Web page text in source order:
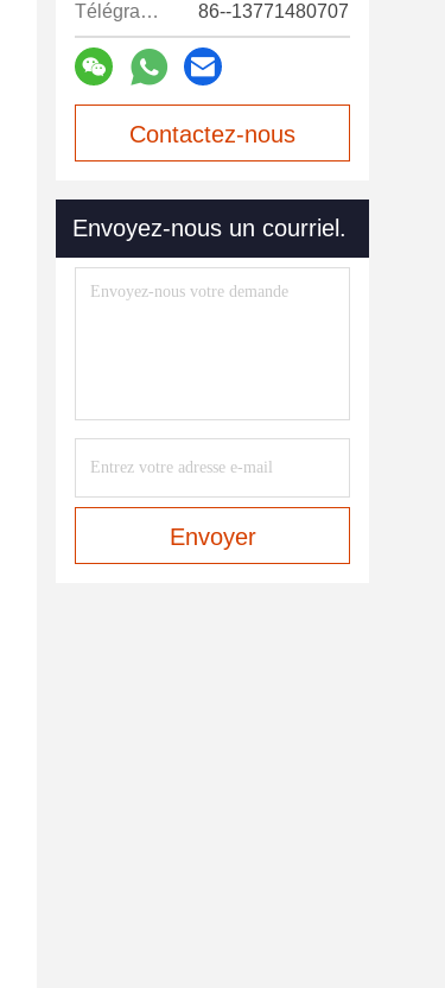
Télégramme: 86--13771480707
Contactez-nous
Envoyez-nous un courriel.
Envoyer